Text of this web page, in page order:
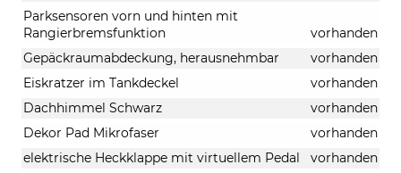
Parksensoren vorn und hinten mit
Rangierbremsfunktion
vorhanden
Gepäckraumabdeckung, herausnehmbar
vorhanden
Eiskratzer im Tankdeckel
vorhanden
Dachhimmel Schwarz
vorhanden
Dekor Pad Mikrofaser
vorhanden
elektrische Heckklappe mit virtuellem Pedal
vorhanden